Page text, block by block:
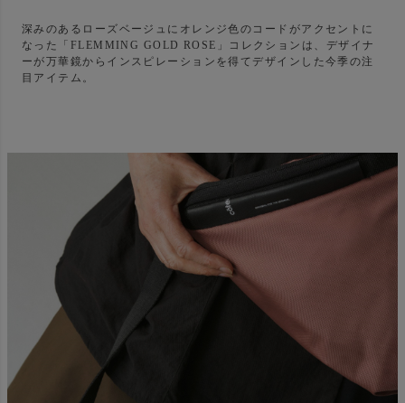
深みのあるローズベージュにオレンジ色のコードがアクセントに
なった「FLEMMING GOLD ROSE」コレクションは、デザイナ
ーが万華鏡からインスピレーションを得てデザインした今季の注
目アイテム。